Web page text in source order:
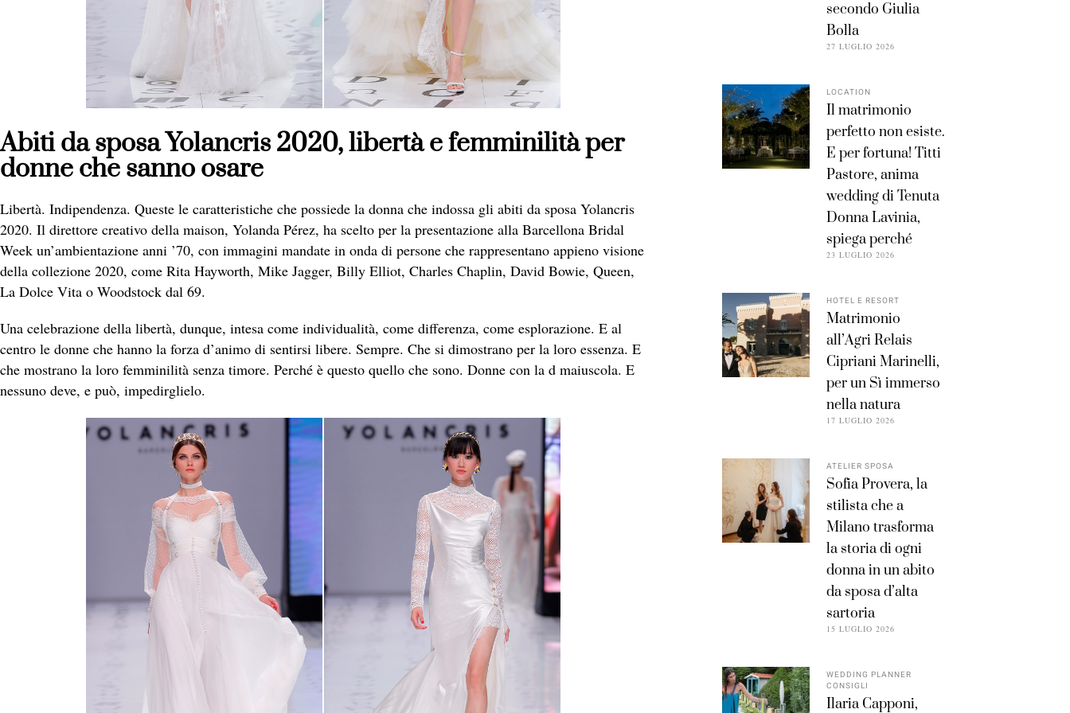
Abiti da sposa Yolancris 2020, libertà e femminilità per
donne che sanno osare
Libertà. Indipendenza. Queste le caratteristiche che possiede la donna che indossa gli abiti da sposa Yolancris
2020. Il direttore creativo della maison, Yolanda Pérez, ha scelto per la presentazione alla Barcellona Bridal
Week un’ambientazione anni ’70, con immagini mandate in onda di persone che rappresentano appieno visione
della collezione 2020, come Rita Hayworth, Mike Jagger, Billy Elliot, Charles Chaplin, David Bowie, Queen,
La Dolce Vita o Woodstock dal 69.
Una celebrazione della libertà, dunque, intesa come individualità, come differenza, come esplorazione. E al
centro le donne che hanno la forza d’animo di sentirsi libere. Sempre. Che si dimostrano per la loro essenza. E
che mostrano la loro femminilità senza timore. Perché è questo quello che sono. Donne con la d maiuscola. E
nessuno deve, e può, impedirglielo.
secondo Giulia
Bolla
27 LUGLIO 2026
LOCATION
Il matrimonio
perfetto non esiste.
E per fortuna! Titti
Pastore, anima
wedding di Tenuta
Donna Lavinia,
spiega perché
23 LUGLIO 2026
HOTEL E RESORT
Matrimonio
all’Agri Relais
Cipriani Marinelli,
per un Sì immerso
nella natura
17 LUGLIO 2026
ATELIER SPOSA
Sofia Provera, la
stilista che a
Milano trasforma
la storia di ogni
donna in un abito
da sposa d’alta
sartoria
15 LUGLIO 2026
WEDDING PLANNER
CONSIGLI
Ilaria Capponi,